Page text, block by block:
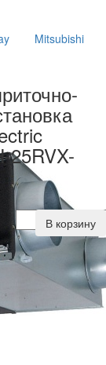
Mitsubishi
25RVX-
В корзину